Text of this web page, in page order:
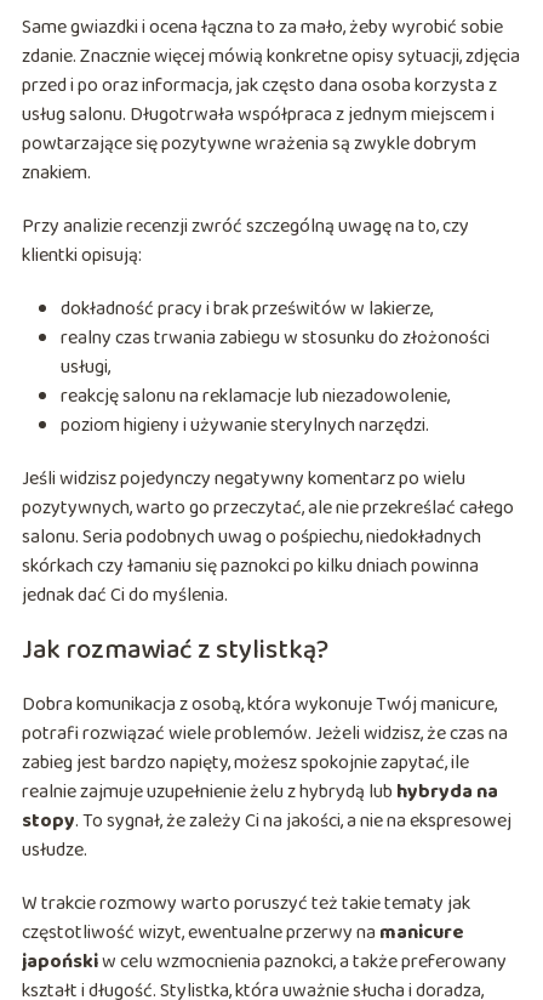
Same gwiazdki i ocena łączna to za mało, żeby wyrobić sobie
zdanie. Znacznie więcej mówią konkretne opisy sytuacji, zdjęcia
przed i po oraz informacja, jak często dana osoba korzysta z
usług salonu. Długotrwała współpraca z jednym miejscem i
powtarzające się pozytywne wrażenia są zwykle dobrym
znakiem.
Przy analizie recenzji zwróć szczególną uwagę na to, czy
klientki opisują:
dokładność pracy i brak prześwitów w lakierze,
realny czas trwania zabiegu w stosunku do złożoności
usługi,
reakcję salonu na reklamacje lub niezadowolenie,
poziom higieny i używanie sterylnych narzędzi.
Jeśli widzisz pojedynczy negatywny komentarz po wielu
pozytywnych, warto go przeczytać, ale nie przekreślać całego
salonu. Seria podobnych uwag o pośpiechu, niedokładnych
skórkach czy łamaniu się paznokci po kilku dniach powinna
jednak dać Ci do myślenia.
Jak rozmawiać z stylistką?
Dobra komunikacja z osobą, która wykonuje Twój manicure,
potrafi rozwiązać wiele problemów. Jeżeli widzisz, że czas na
zabieg jest bardzo napięty, możesz spokojnie zapytać, ile
realnie zajmuje uzupełnienie żelu z hybrydą lub hybryda na
stopy. To sygnał, że zależy Ci na jakości, a nie na ekspresowej
usłudze.
W trakcie rozmowy warto poruszyć też takie tematy jak
częstotliwość wizyt, ewentualne przerwy na manicure
japońskiw celu wzmocnienia paznokci, a także preferowany
kształt i długość. Stylistka, która uważnie słucha i doradza,